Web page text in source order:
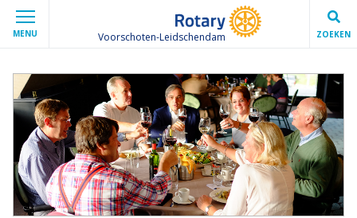
MENU Voorschoten-Leidschendam ZOEKEN